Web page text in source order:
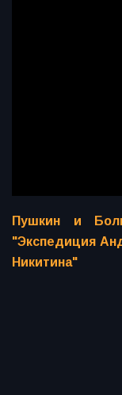
Пушкин и
"Экспедиция
Никитина"